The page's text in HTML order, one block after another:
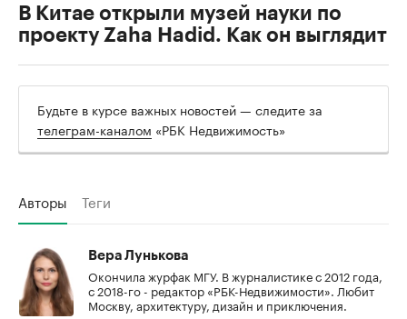
В Китае открыли музей науки по
проекту Zaha Hadid. Как он выглядит
Будьте в курсе важных новостей — следите за
телеграм-каналом «РБК Недвижимость»
Авторы Теги
Вера Лунькова
Окончила журфак МГУ. В журналистике с 2012 года,
с 2018-го - редактор «РБК-Недвижимости». Любит
Москву, архитектуру, дизайн и приключения.